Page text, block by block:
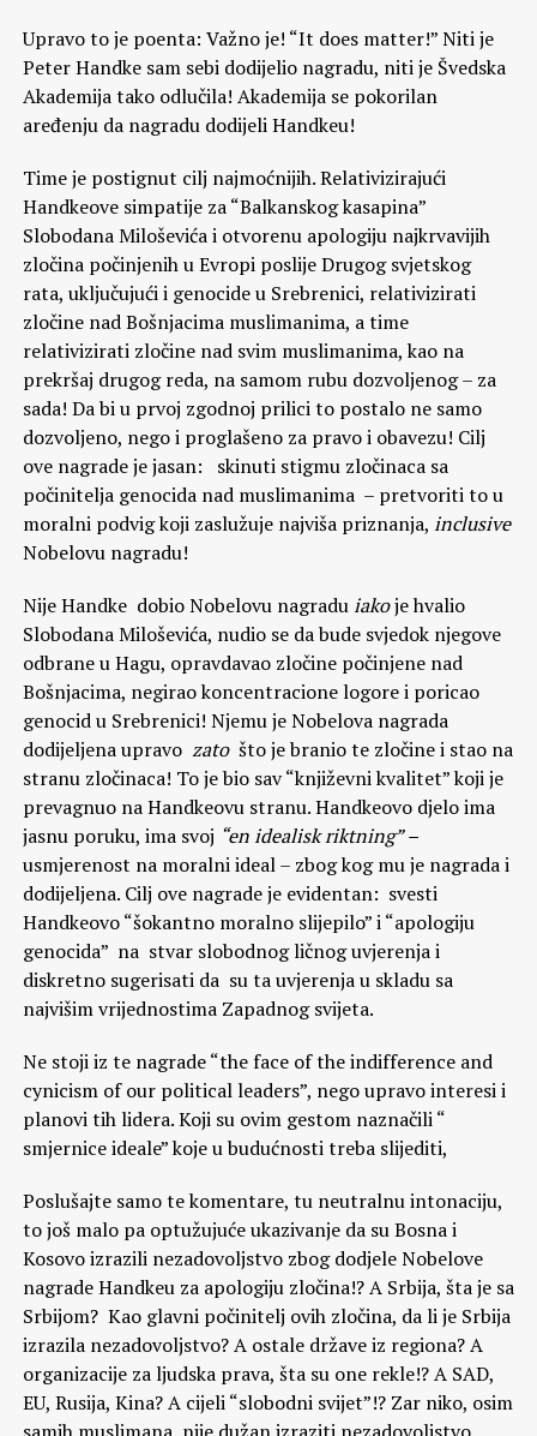
Upravo to je poenta: Važno je! “It does matter!” Niti je
Peter Handke sam sebi dodijelio nagradu, niti je Švedska
Akademija tako odlučila! Akademija se pokorilan
aređenju da nagradu dodijeli Handkeu!
Time je postignut cilj najmoćnijih. Relativizirajući
Handkeove simpatije za “Balkanskog kasapina”
Slobodana Miloševića i otvorenu apologiju najkrvavijih
zločina počinjenih u Evropi poslije Drugog svjetskog
rata, uključujući i genocide u Srebrenici, relativizirati
zločine nad Bošnjacima muslimanima, a time
relativizirati zločine nad svim muslimanima, kao na
prekršaj drugog reda, na samom rubu dozvoljenog – za
sada! Da bi u prvoj zgodnoj prilici to postalo ne samo
dozvoljeno, nego i proglašeno za pravo i obavezu! Cilj
ove nagrade je jasan: skinuti stigmu zločinaca sa
počinitelja genocida nad muslimanima – pretvoriti to u
moralni podvig koji zaslužuje najviša priznanja, inclusive
Nobelovu nagradu!
Nije Handke dobio Nobelovu nagraduiakoje hvalio
Slobodana Miloševića, nudio se da bude svjedok njegove
odbrane u Hagu, opravdavao zločine počinjene nad
Bošnjacima, negirao koncentracione logore i poricao
genocid u Srebrenici! Njemu je Nobelova nagrada
dodijeljena upravo zato što je branio te zločine i stao na
stranu zločinaca! To je bio sav “književni kvalitet” koji je
prevagnuo na Handkeovu stranu. Handkeovo djelo ima
jasnu poruku, ima svoj “en idealisk riktning” –
usmjerenost na moralni ideal – zbog kog mu je nagrada i
dodijeljena. Cilj ove nagrade je evidentan: svesti
Handkeovo “šokantno moralno slijepilo” i “apologiju
genocida” na stvar slobodnog ličnog uvjerenja i
diskretno sugerisati da su ta uvjerenja u skladu sa
najvišim vrijednostima Zapadnog svijeta.
Ne stoji iz te nagrade “the face of the indifference and
cynicism of our political leaders”, nego upravo interesi i
planovi tih lidera. Koji su ovim gestom naznačili “
smjernice ideale” koje u budućnosti treba slijediti,
Poslušajte samo te komentare, tu neutralnu intonaciju,
to još malo pa optužujuće ukazivanje da su Bosna i
Kosovo izrazili nezadovoljstvo zbog dodjele Nobelove
nagrade Handkeu za apologiju zločina!? A Srbija, šta je sa
Srbijom? Kao glavni počinitelj ovih zločina, da li je Srbija
izrazila nezadovoljstvo? A ostale države iz regiona? A
organizacije za ljudska prava, šta su one rekle!? A SAD,
EU, Rusija, Kina? A cijeli “slobodni svijet”!? Zar niko, osim